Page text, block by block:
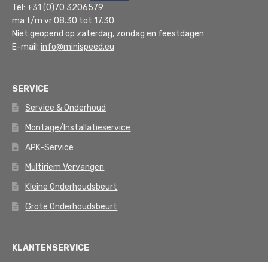
Tel: +31 (0)70 3206579
ma t/m vr 08.30 tot 17.30
Niet geopend op zaterdag, zondag en feestdagen
E-mail: info@minispeed.eu
SERVICE
Service & Onderhoud
Montage/Installatieservice
APK-Service
Multiriem Vervangen
Kleine Onderhoudsbeurt
Grote Onderhoudsbeurt
KLANTENSERVICE